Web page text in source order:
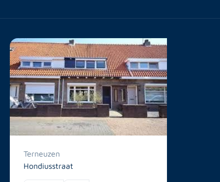
Terneuzen
Hondiusstraat